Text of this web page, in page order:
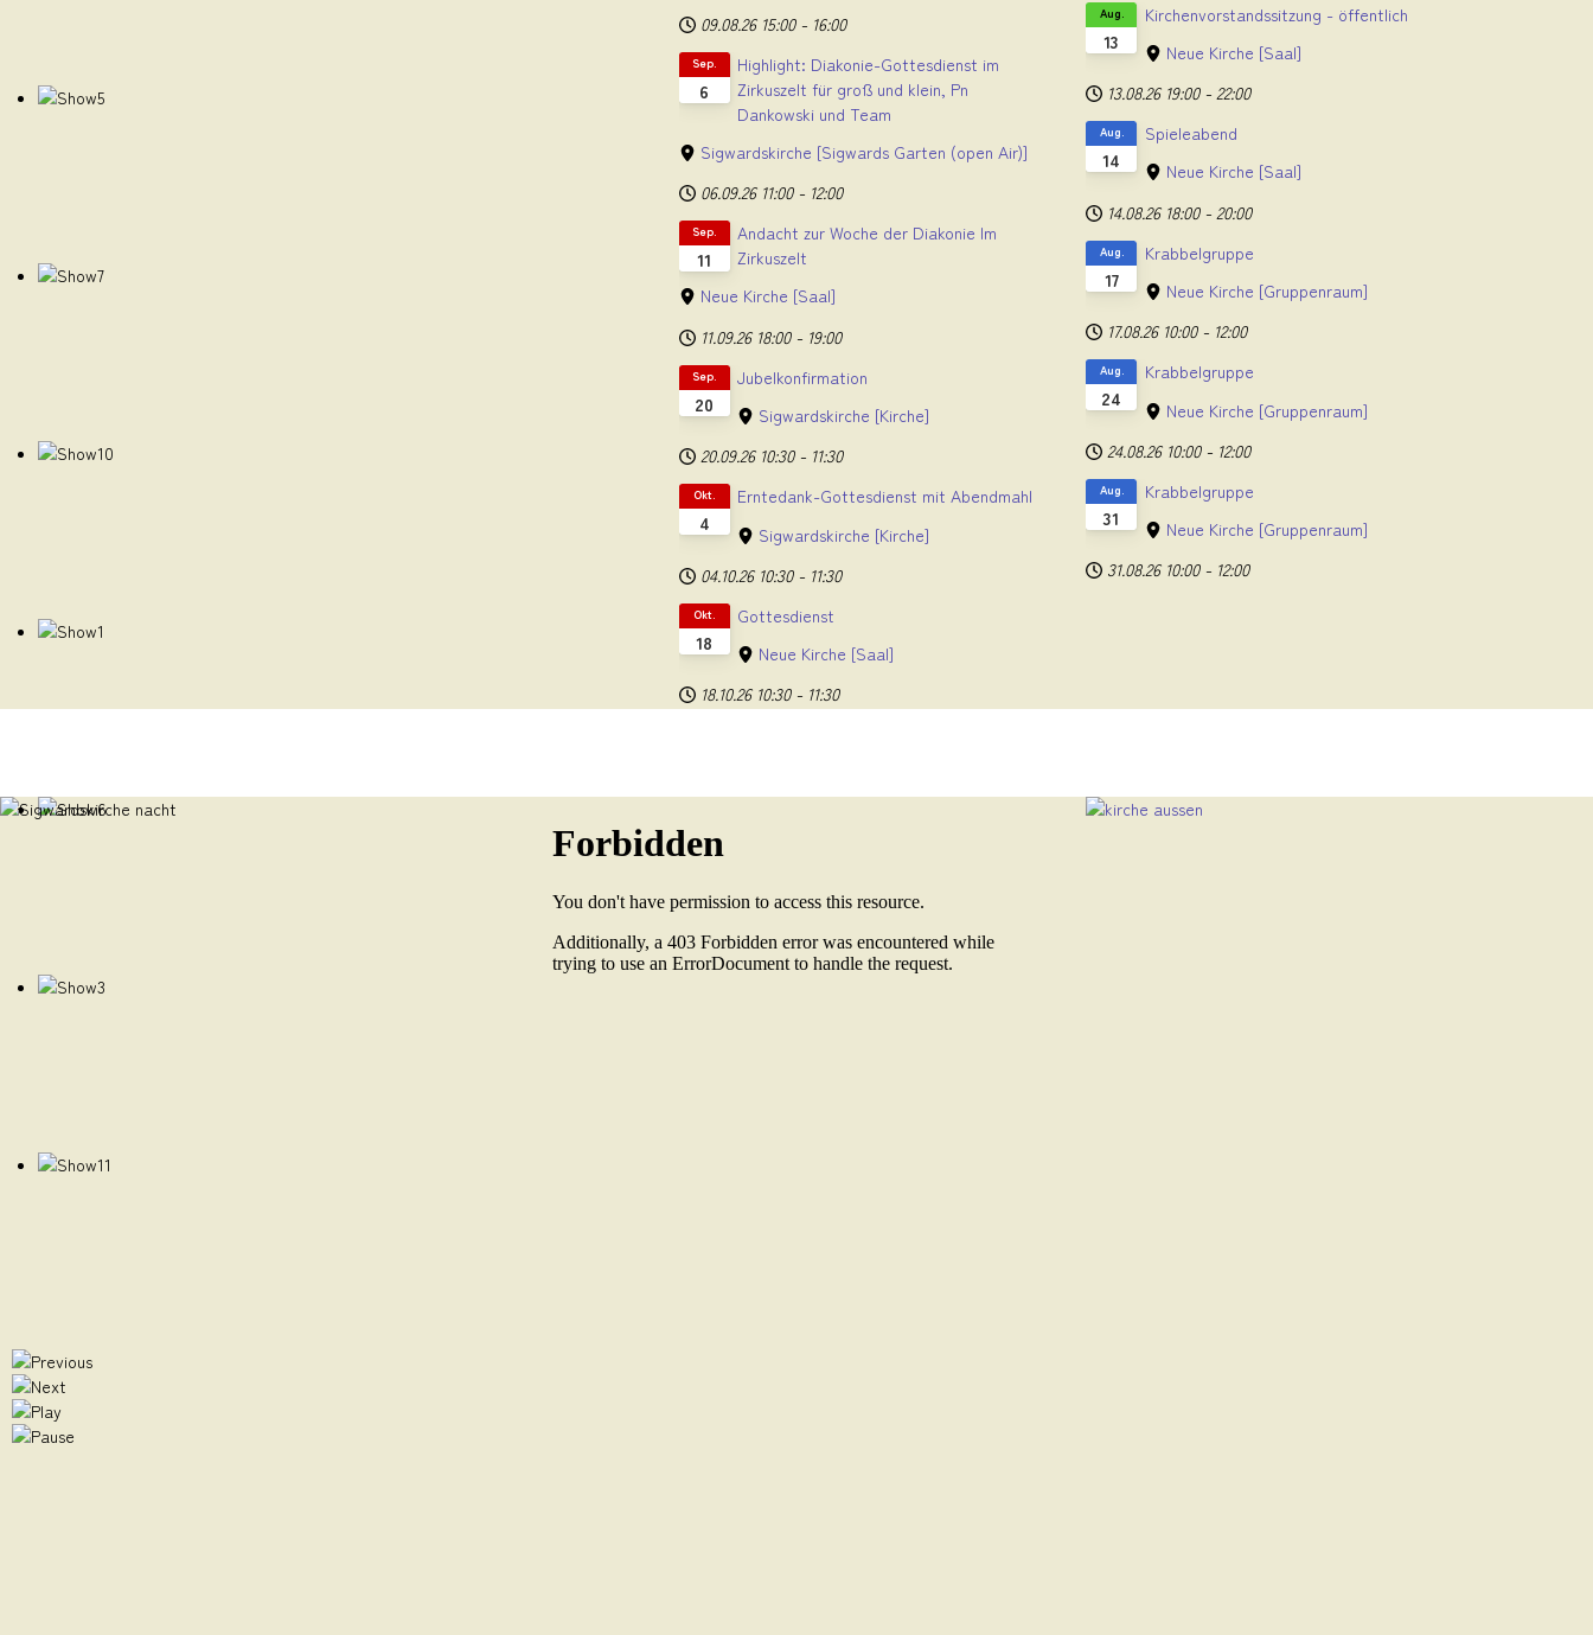
09.08.26 15:00 - 16:00
6
Sep.
Highlight: Diakonie-Gottesdienst im
Zirkuszelt für groß und klein, Pn
Dankowski und Team
Sigwardskirche [Sigwards Garten (open Air)]
06.09.26 11:00 - 12:00
11
Sep.
Andacht zur Woche der Diakonie Im
Zirkuszelt
Neue Kirche [Saal]
11.09.26 18:00 - 19:00
20
Sep.
Jubelkonfirmation
Sigwardskirche [Kirche]
20.09.26 10:30 - 11:30
4
Okt.
Erntedank-Gottesdienst mit Abendmahl
Sigwardskirche [Kirche]
04.10.26 10:30 - 11:30
18
Okt.
Gottesdienst
Neue Kirche [Saal]
18.10.26 10:30 - 11:30
13
Aug.
Kirchenvorstandssitzung - öffentlich
Neue Kirche [Saal]
13.08.26 19:00 - 22:00
14
Aug.
Spieleabend
Neue Kirche [Saal]
14.08.26 18:00 - 20:00
17
Aug.
Krabbelgruppe
Neue Kirche [Gruppenraum]
17.08.26 10:00 - 12:00
24
Aug.
Krabbelgruppe
Neue Kirche [Gruppenraum]
24.08.26 10:00 - 12:00
31
Aug.
Krabbelgruppe
Neue Kirche [Gruppenraum]
31.08.26 10:00 - 12:00